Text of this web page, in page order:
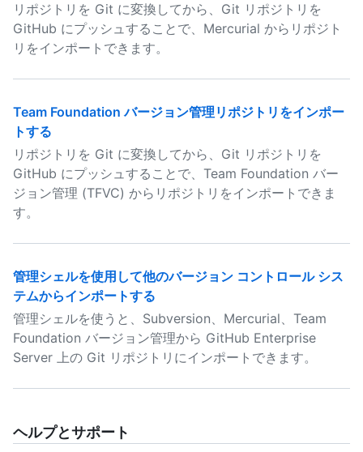
リポジトリを Git に変換してから、Git リポジトリを
GitHub にプッシュすることで、Mercurial からリポジト
リをインポートできます。
Team Foundation バージョン管理リポジトリをインポー
トする
リポジトリを Git に変換してから、Git リポジトリを
GitHub にプッシュすることで、Team Foundation バー
ジョン管理 (TFVC) からリポジトリをインポートできま
す。
管理シェルを使用して他のバージョン コントロール シス
テムからインポートする
管理シェルを使うと、Subversion、Mercurial、Team
Foundation バージョン管理から GitHub Enterprise
Server 上の Git リポジトリにインポートできます。
ヘルプとサポート